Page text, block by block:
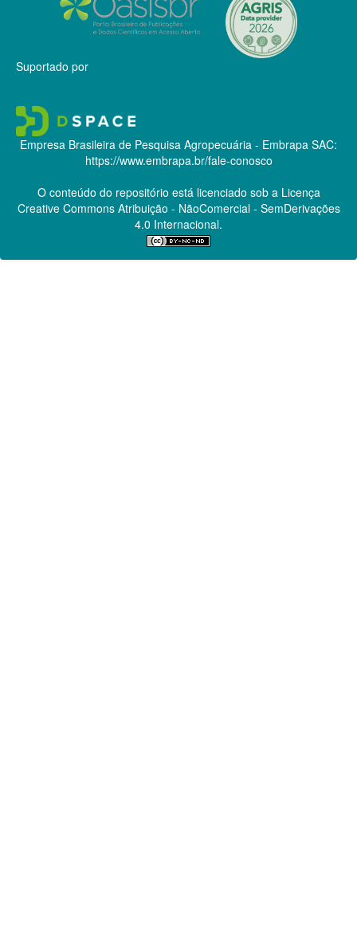
Suportado por
Empresa Brasileira de Pesquisa Agropecuária - Embrapa SAC:
https://www.embrapa.br/fale-conosco
O conteúdo do repositório está licenciado sob a Licença
Creative CommonsAtribuição - NãoComercial - SemDerivações
4.0 Internacional.